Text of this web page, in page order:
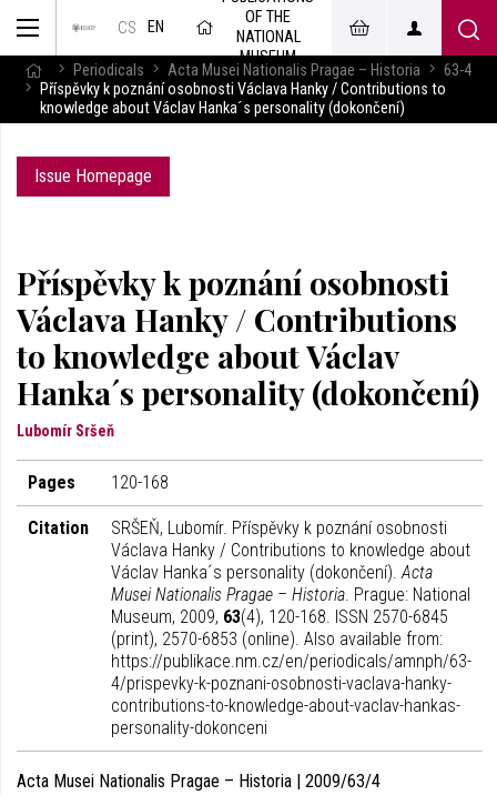
CS EN
OF THE
NATIONAL
MUSEUM
Periodicals Acta Musei Nationalis Pragae – Historia
63-4
Příspěvky k poznání osobnosti Václava Hanky / Contributions to
knowledge about Václav Hanka´s personality (dokončení)
Issue Homepage
Příspěvky k poznání osobnosti
Václava Hanky / Contributions
to knowledge about Václav
Hanka´s personality (dokončení)
Lubomír Sršeň
Pages 120-168
Citation
SRŠEŇ, Lubomír. Příspěvky k poznání osobnosti
Václava Hanky / Contributions to knowledge about
Václav Hanka´s personality (dokončení).Acta
Musei Nationalis Pragae – Historia. Prague: National
Museum, 2009, 63(4), 120-168. ISSN 2570-6845
(print), 2570-6853 (online). Also available from:
https://publikace.nm.cz/en/periodicals/amnph/63-
4/prispevky-k-poznani-osobnosti-vaclava-hanky-
contributions-to-knowledge-about-vaclav-hankas-
personality-dokonceni
Acta Musei Nationalis Pragae – Historia | 2009/63/4